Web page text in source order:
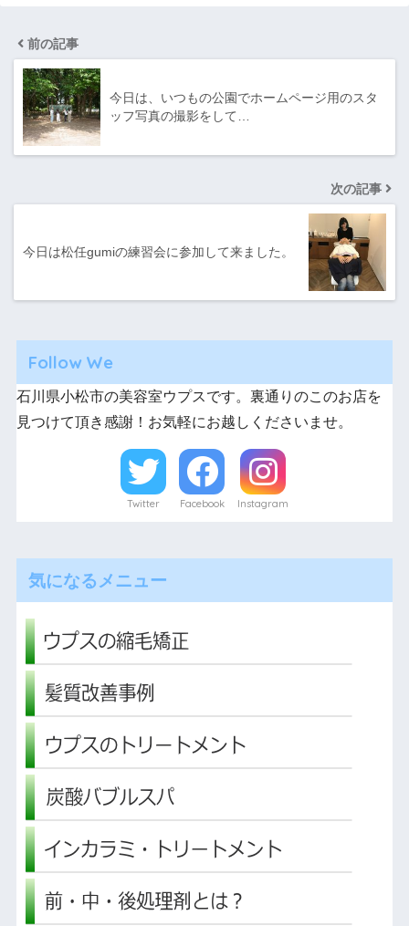
前の記事
今日は、いつもの公園でホームページ用のスタ
ッフ写真の撮影をして…
次の記事
今日は松任gumiの練習会に参加して来ました。
Follow We
石川県小松市の美容室ウプスです。裏通りのこのお店を
見つけて頂き感謝！お気軽にお越しくださいませ。
Twitter Facebook Instagram
気になるメニュー